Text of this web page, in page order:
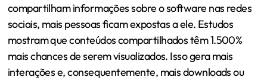
compartilham informações sobre o software nas redes
sociais, mais pessoas ficam expostas a ele. Estudos
mostram que conteúdos compartilhados têm 1.500%
mais chances de serem visualizados. Isso gera mais
interações e, consequentemente, mais downloads ou